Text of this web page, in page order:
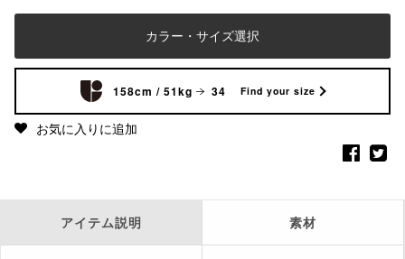
カラー・サイズ選択
158cm / 51kg 34 Find your size
お気に入りに追加
アイテム説明 素材